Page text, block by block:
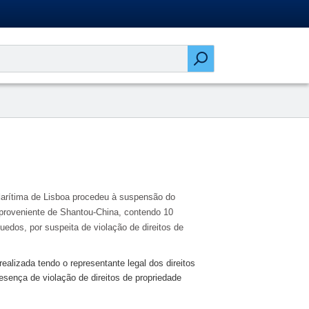
de Lisboa procedeu à suspensão do
de Shantou-China, contendo 10
por suspeita de violação de direitos de
tendo o representante legal dos direitos
de violação de direitos de propriedade